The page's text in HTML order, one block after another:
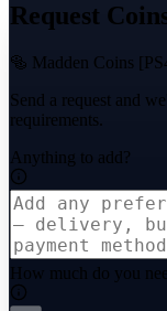
Request
🥯 Madden Coins
Send a request and
requirements.
Anything to add?
How much do you